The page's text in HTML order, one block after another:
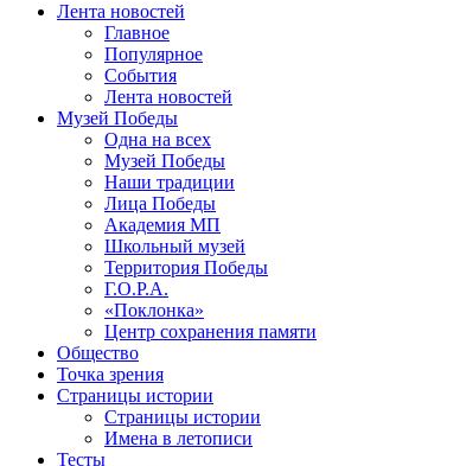
Лента новостей
Главное
Популярное
События
Лента новостей
Музей Победы
Одна на всех
Музей Победы
Наши традиции
Лица Победы
Академия МП
Школьный музей
Территория Победы
Г.О.Р.А.
«Поклонка»
Центр сохранения памяти
Общество
Точка зрения
Страницы истории
Страницы истории
Имена в летописи
Тесты